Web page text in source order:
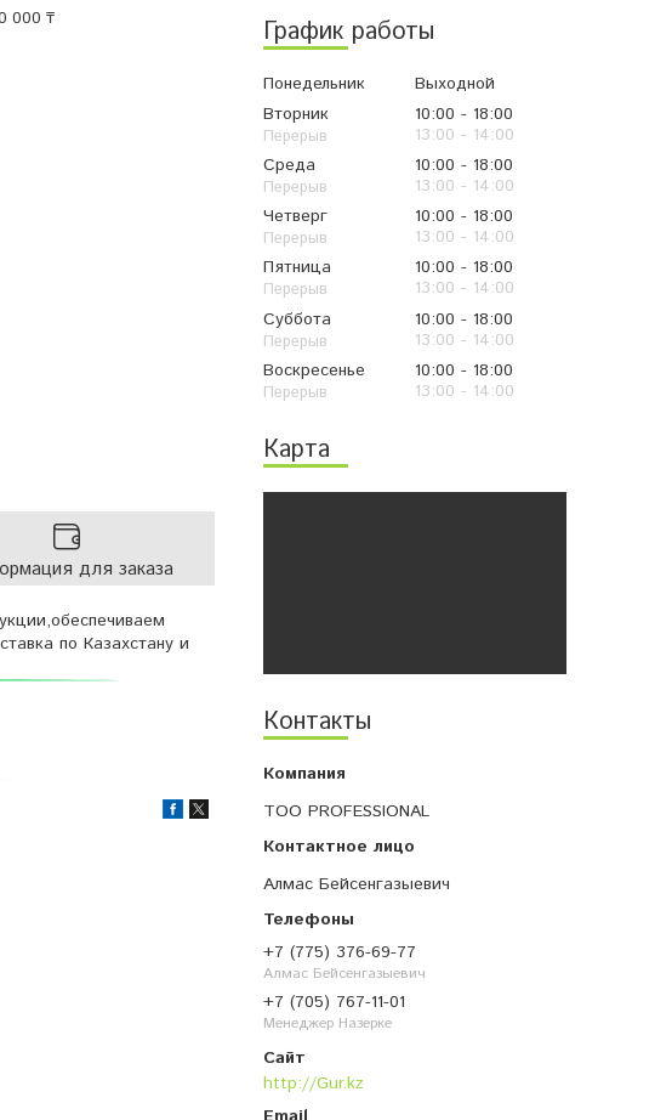
График работы
Понедельник
Выходной
Вторник
10:00
18:00
13:00
14:00
Среда
10:00
18:00
13:00
14:00
Четверг
10:00
18:00
13:00
14:00
Пятница
10:00
18:00
13:00
14:00
Суббота
10:00
18:00
13:00
14:00
Воскресенье
10:00
18:00
13:00
14:00
Карта
Контакты
ТОО PROFESSIONAL
Алмас Бейсенгазыевич
+7 (775) 376-69-77
Алмас Бейсенгазыевич
+7 (705) 767-11-01
Менеджер Назерке
http://Gur.kz
000 ₸
для заказа
по Казахстану и